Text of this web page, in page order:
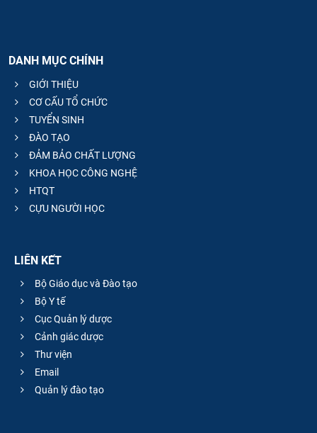
DANH MỤC CHÍNH
GIỚI THIỆU
CƠ CẤU TỔ CHỨC
TUYỂN SINH
ĐÀO TẠO
ĐẢM BẢO CHẤT LƯỢNG
KHOA HỌC CÔNG NGHỆ
HTQT
CỰU NGƯỜI HỌC
LIÊN KẾT
Bộ Giáo dục và Đào tạo
Bộ Y tế
Cục Quản lý dược
Cảnh giác dược
Thư viện
Email
Quản lý đào tạo